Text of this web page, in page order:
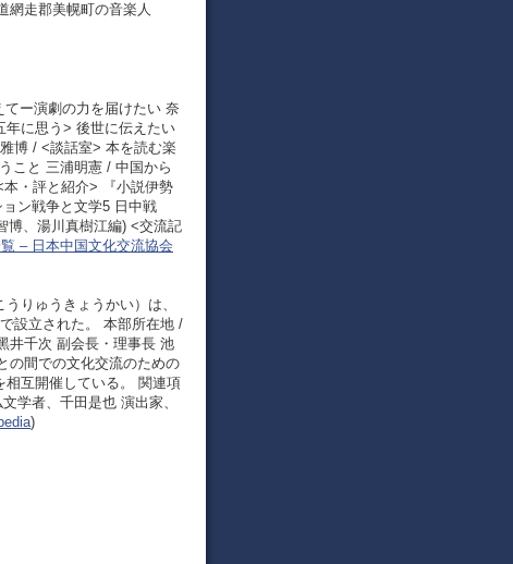
網走郡美幌町の音楽人
てー演劇の力を届けたい 奈
年に思う> 後世に伝えたい
博 / <談話室> 本を読む楽
こと 三浦明憲 / 中国から
・評と紹介> 『小説伊勢
ン戦争と文学5 日中戦
博、湯川真樹江編) <交流記
– 日本中国文化交流協会
りゅうきょうかい）は、
設立された。 本部所在地 /
井千次 副会長・理事長 池
の間での文化交流のための
相互開催している。 関連項
学者、千田是也 演出家、
)